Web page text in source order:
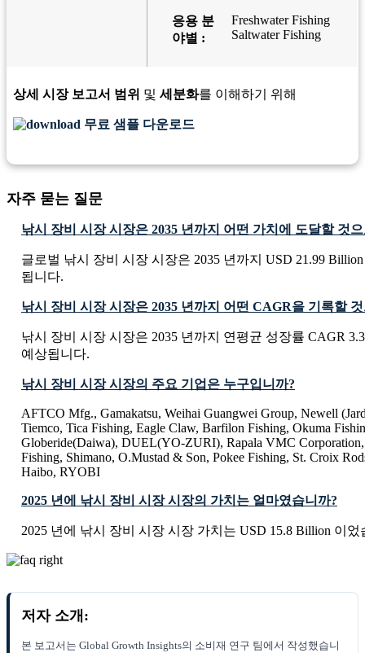
응용 분
야별 :
Freshwater Fishing
Saltwater Fishing
상세 시장 보고서 범위 및 세분화를 이해하기 위해
무료 샘플 다운로드
자주 묻는 질문
낚시 장비 시장 시장은 2035 년까지 어떤 가치에 도달할 것
글로벌 낚시 장비 시장 시장은 2035 년까지 USD 21.99
됩니다.
낚시 장비 시장 시장은 2035 년까지 어떤 CAGR을 기록할
낚시 장비 시장 시장은 2035 년까지 연평균 성장률 CAGR
예상됩니다.
낚시 장비 시장 시장의 주요 기업은 누구입니까?
AFTCO Mfg., Gamakatsu, Weihai Guangwei Group, Newell
Tiemco, Tica Fishing, Eagle Claw, Barfilon Fishing, Okuma
Globeride(Daiwa), DUEL(YO-ZURI), Rapala VMC
Fishing, Shimano, O.Mustad & Son, Pokee Fishing, St. Croix
Haibo, RYOBI
2025 년에 낚시 장비 시장 시장의 가치는 얼마였습니까?
2025 년에 낚시 장비 시장 시장 가치는 USD 15.8 Billion 이었
저자 소개:
본 보고서는 Global Growth Insights의 소비재 연구 팀에서 작성했습니